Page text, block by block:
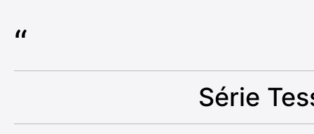
Série